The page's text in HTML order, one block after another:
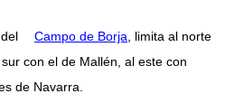
Campo de Borja , limita al norte
con el de Mallén, al este con
de Navarra.